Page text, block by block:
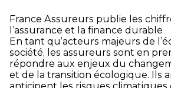
France Assureurs publie les
l’assurance et la finance durable
En tant qu’acteurs majeurs de
société, les assureurs sont en
répondre aux enjeux du
et de la transition écologique. Ils
anticipent les risques